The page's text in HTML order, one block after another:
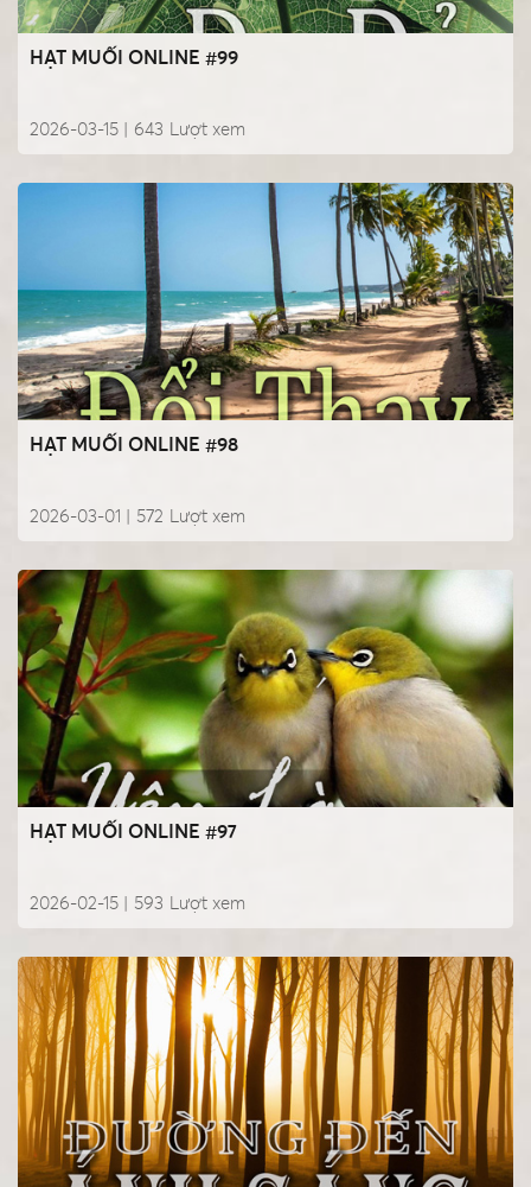
HẠT MUỐI ONLINE #99
2026-03-15 | Lượt xem
643
HẠT MUỐI ONLINE #98
2026-03-01 | Lượt xem
572
HẠT MUỐI ONLINE #97
2026-02-15 | Lượt xem
593